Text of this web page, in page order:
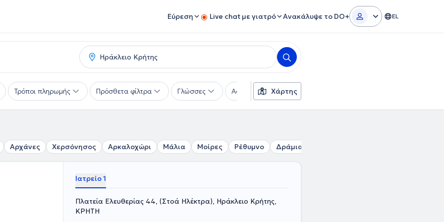
Εύρεση Live chat με γιατρό Ανακάλυψε το DO+ EL
Τρόποι πληρωμής Πρόσθετα φίλτρα Γλώσσες Ασφαλιστικές εταιρείες
Χάρτης
Αρχάνες Χερσόνησος Αρκαλοχώρι Μάλια Μοίρες Ρέθυμνο Δράμια
Ιατρείο 1
Πλατεία Ελευθερίας 44, (Στοά Ηλέκτρα), Ηράκλειο Κρήτης,
ΚΡΗΤΗ